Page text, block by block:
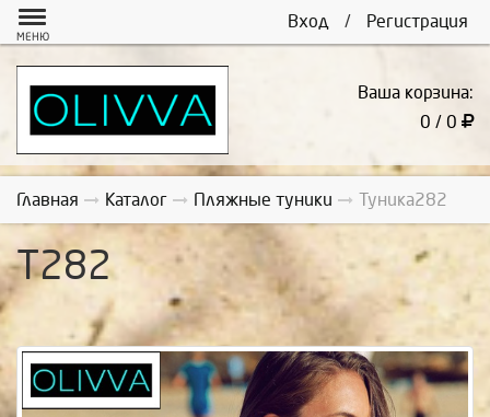
Вход / Регистрация
МЕНЮ
Ваша корзина:
0 / 0
Главная Каталог Пляжные туники Туника282
Т282